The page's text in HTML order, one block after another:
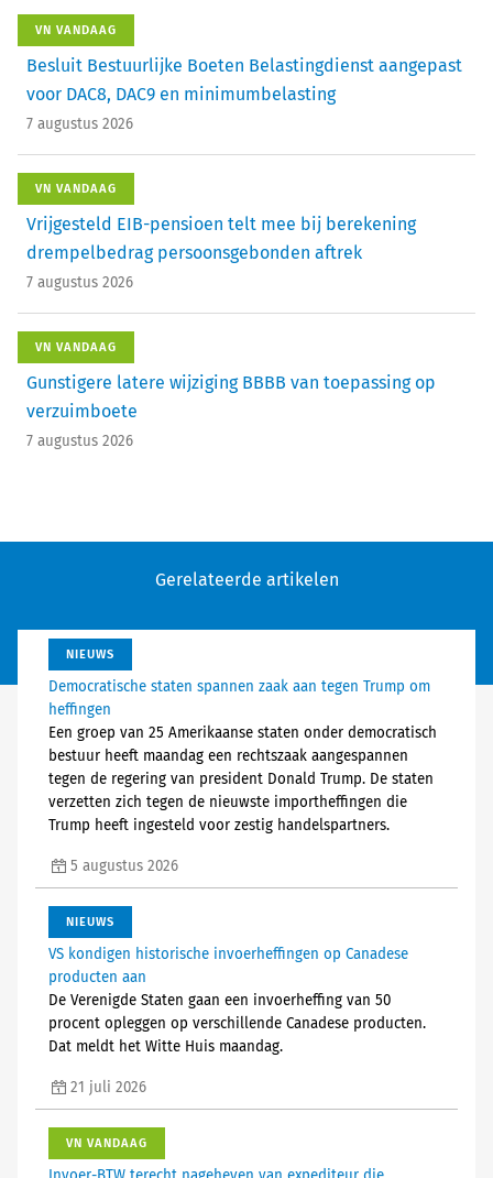
VN VANDAAG
Besluit Bestuurlijke Boeten Belastingdienst aangepast
voor DAC8, DAC9 en minimumbelasting
7 augustus 2026
VN VANDAAG
Vrijgesteld EIB-pensioen telt mee bij berekening
drempelbedrag persoonsgebonden aftrek
7 augustus 2026
VN VANDAAG
Gunstigere latere wijziging BBBB van toepassing op
verzuimboete
7 augustus 2026
Gerelateerde artikelen
NIEUWS
Democratische staten spannen zaak aan tegen Trump om
heffingen
Een groep van 25 Amerikaanse staten onder democratisch
bestuur heeft maandag een rechtszaak aangespannen
tegen de regering van president Donald Trump. De staten
verzetten zich tegen de nieuwste importheffingen die
Trump heeft ingesteld voor zestig handelspartners.
5 augustus 2026
NIEUWS
VS kondigen historische invoerheffingen op Canadese
producten aan
De Verenigde Staten gaan een invoerheffing van 50
procent opleggen op verschillende Canadese producten.
Dat meldt het Witte Huis maandag.
21 juli 2026
VN VANDAAG